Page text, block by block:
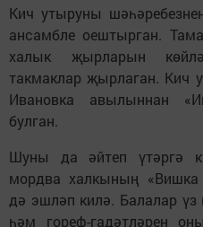
Кич утыруны
ансамбле оештырган.
халык җырларын
такмаклар җырлаган. Кич
Ивановка авылыннан
булган.
Шуны да әйтеп үтәргә
мордва халкының «Вишка
дә эшләп килә. Балалар үз
һәм гореф-гадәтләрен